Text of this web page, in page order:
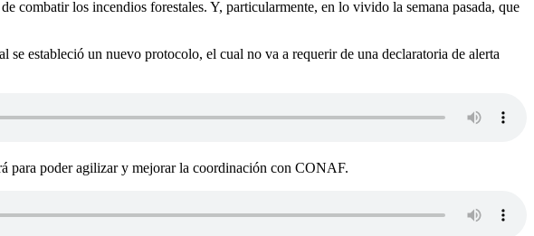
combatir los incendios forestales. Y, particularmente, en lo vivido la semana pasada, que
estableció un nuevo protocolo, el cual no va a requerir de una declaratoria de alerta
para poder agilizar y mejorar la coordinación con CONAF.